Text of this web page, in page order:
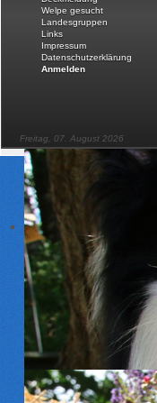
Download
FAQ
Welpe gesucht
Landesgruppen
Links
Impressum
Datenschutzerklärung
Anmelden
Freitag, 07. August 2026